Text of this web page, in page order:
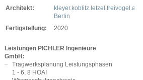
Architekt:
Berlin
Fertigstellung:
2020
Leistungen PICHLER Ingenieure
GmbH:
Tragwerksplanung Leistungsphasen
1 - 6, 8 HOAI